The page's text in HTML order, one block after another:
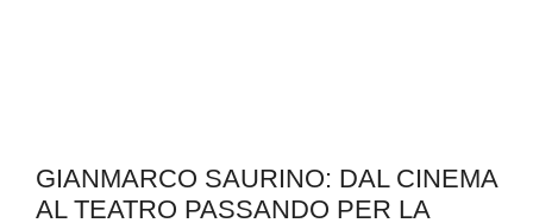
GIANMARCO SAURINO: DAL CINEMA
AL TEATRO PASSANDO PER LA